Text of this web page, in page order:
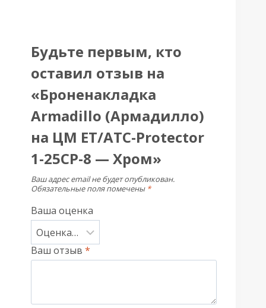
Будьте первым, кто
оставил отзыв на
«Броненакладка
Armadillo (Армадилло)
на ЦМ ET/ATC-Protector
1-25CP-8 — Хром»
Ваш адрес email не будет опубликован.
Обязательные поля помечены *
Ваша оценка
Ваш отзыв *